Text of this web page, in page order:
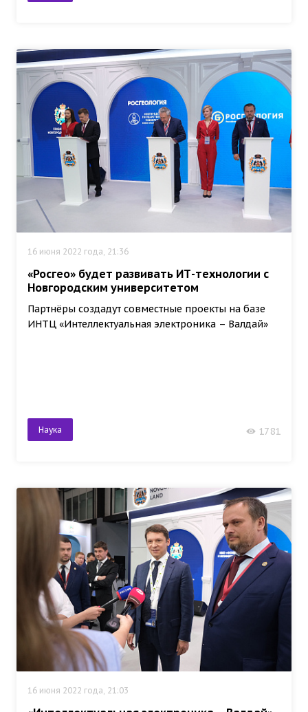
16 июня 2022 года, 21:36
«Росгео» будет развивать ИТ-технологии с
Новгородским университетом
Партнёры создадут совместные проекты на базе
ИНТЦ «Интеллектуальная электроника – Валдай»
Наука 1781
16 июня 2022 года, 21:03